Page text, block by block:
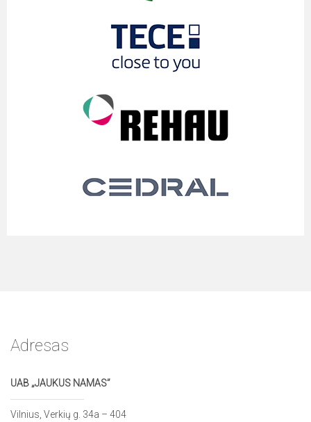
Adresas
UAB „JAUKUS NAMAS”
Vilnius, Verkių g. 34a – 404